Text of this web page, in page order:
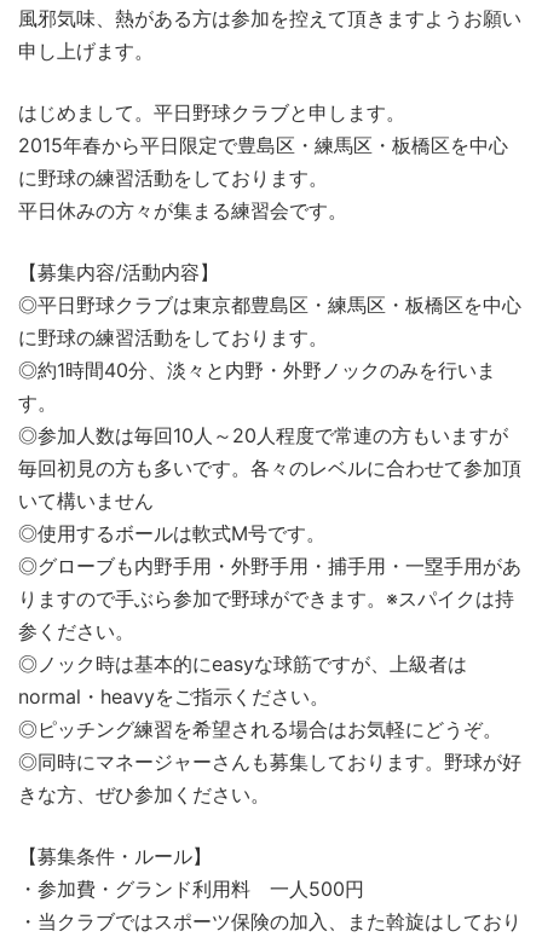
風邪気味、熱がある方は参加を控えて頂きますようお願い
申し上げます。
はじめまして。平日野球クラブと申します。
2015年春から平日限定で豊島区・練馬区・板橋区を中心
に野球の練習活動をしております。
平日休みの方々が集まる練習会です。
【募集内容/活動内容】
◎平日野球クラブは東京都豊島区・練馬区・板橋区を中心
に野球の練習活動をしております。
◎約1時間40分、淡々と内野・外野ノックのみを行いま
す。
◎参加人数は毎回10人～20人程度で常連の方もいますが
毎回初見の方も多いです。各々のレベルに合わせて参加頂
いて構いません
◎使用するボールは軟式M号です。
◎グローブも内野手用・外野手用・捕手用・一塁手用があ
りますので手ぶら参加で野球ができます。※スパイクは持
参ください。
◎ノック時は基本的にeasyな球筋ですが、上級者は
normal・heavyをご指示ください。
◎ピッチング練習を希望される場合はお気軽にどうぞ。
◎同時にマネージャーさんも募集しております。野球が好
きな方、ぜひ参加ください。
【募集条件・ルール】
・参加費・グランド利用料 一人500円
・当クラブではスポーツ保険の加入、また斡旋はしており